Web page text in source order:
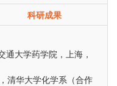
科研成果
大学药学院，上海，
清华大学化学系（合作